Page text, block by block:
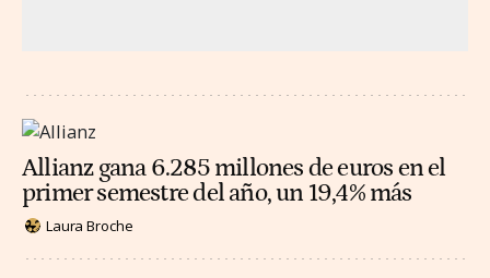
Allianz gana 6.285 millones de euros en el
primer semestre del año, un 19,4% más
Laura Broche